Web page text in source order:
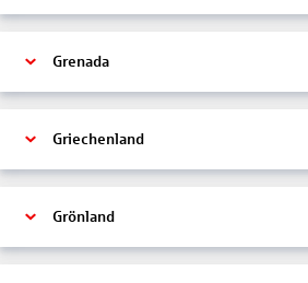
Grenada
Griechenland
Grönland